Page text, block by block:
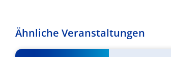
Ähnliche Veranstaltungen